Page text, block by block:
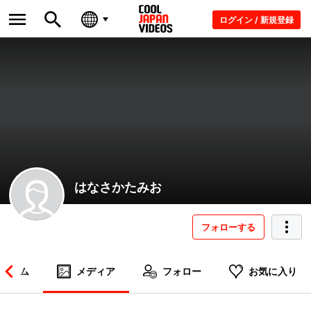
ログイン / 新規登録
はなさかたみお
フォローする
ホーム メディア フォロー お気に入り